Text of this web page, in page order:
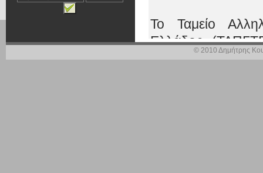
Το Ταμείο
Ελλάδος
σοβαρά© 2010 Δημήτρης